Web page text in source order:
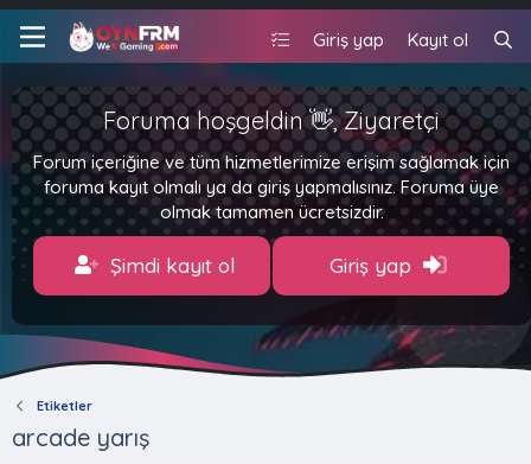
Giriş yap Kayıt ol
Foruma hoşgeldin 👋, Ziyaretçi
Forum içeriğine ve tüm hizmetlerimize erişim sağlamak için
foruma kayıt olmalı ya da giriş yapmalısınız. Foruma üye
olmak tamamen ücretsizdir.
Şimdi kayıt ol Giriş yap
Etiketler
arcade yarış